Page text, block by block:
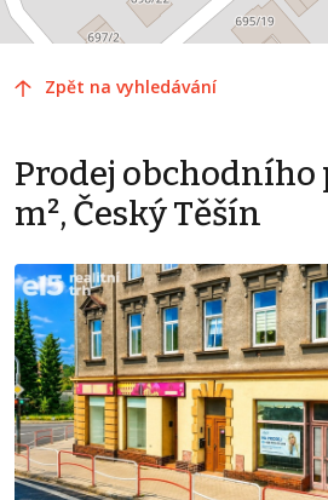
Zpět na vyhledávání
Prodej obchodního
m², Český Těšín